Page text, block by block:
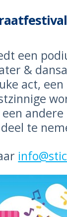
een
&
act,
te